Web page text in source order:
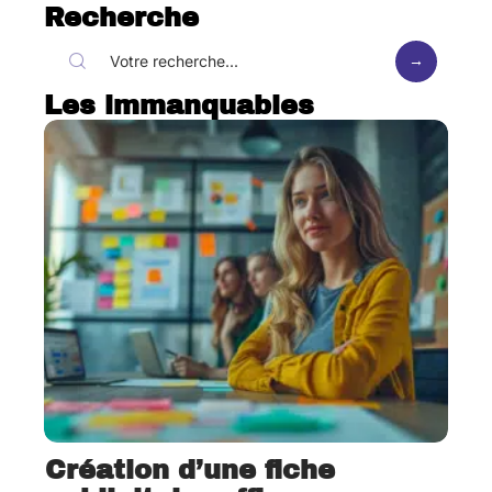
Recherche
Les immanquables
Création d’une fiche